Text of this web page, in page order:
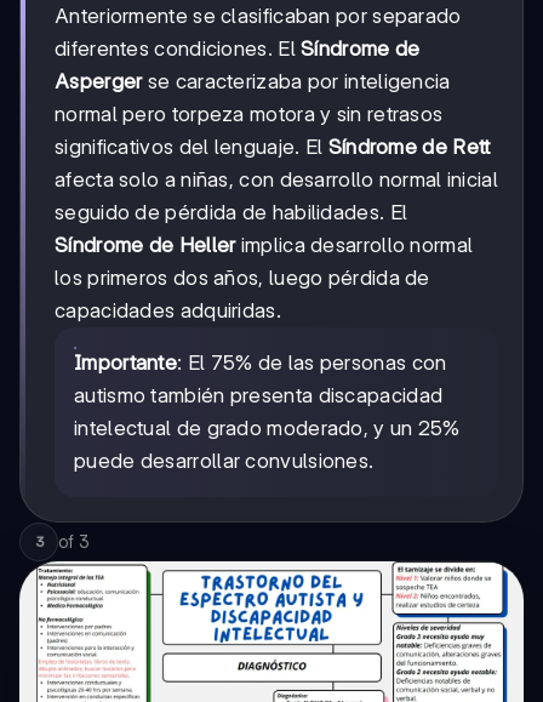
Anteriormente se clasificaban por separado
diferentes condiciones. ElSíndrome de
Aspergerse caracterizaba por inteligencia
normal pero torpeza motora y sin retrasos
significativos del lenguaje. El Síndrome de Rett
afecta solo a niñas, con desarrollo normal inicial
seguido de pérdida de habilidades. El
Síndrome de Hellerimplica desarrollo normal
los primeros dos años, luego pérdida de
capacidades adquiridas.
Importante: El 75% de las personas con
autismo también presenta discapacidad
intelectual de grado moderado, y un 25%
puede desarrollar convulsiones.
3 of 3